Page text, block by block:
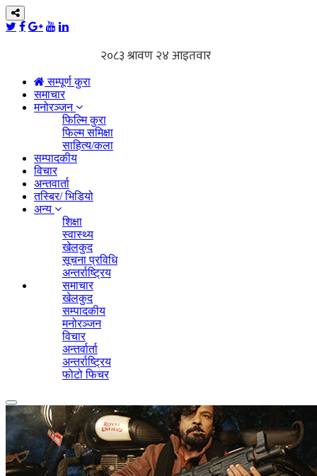
सम्पूर्ण कुरा
समाचार
मनोरञ्जन
फिल्मि कुरा
फिल्म समिक्षा
साहित्य/कला
सम्पादकीय
विचार
अन्तवार्ता
तस्बिर/ भिडियो
अन्य
शिक्षा
स्वास्थ्य
खेलकुद
सूचना प्रविधि
अन्तर्राष्ट्रिय
समाचार
खेलकुद
सम्पादकीय
मनोरञ्जन
विचार
अन्तर्वार्ता
अन्तर्राष्ट्रिय
फोटो फिचर
Toggle
navigation